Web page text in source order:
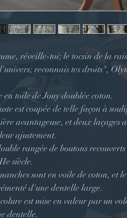
réveille-toi; le tocsin de la
reconnais tes droits",
en toile de Jouy doublée coton.
est coupée de telle façon à
avantageuse, et deux laçages
ajustement.
rangée de boutons
siècle.
sont en voile de coton, et
d'une dentelle large.
est mise en valeur par un
dentelle.